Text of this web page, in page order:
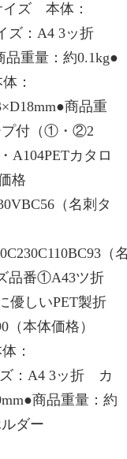
イズ 本体：
ズ：A4 3ッ折
品重量：約0.1kg●
：
商品重
プ付（①・②2
A104PETカタロ
格
（名刺タ
（
品番①A43ツ折
優しいPET製折
（本体価格）
：
ズ：A4 3ッ折 カ
商品重量：約
ルダー